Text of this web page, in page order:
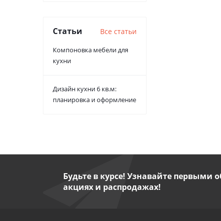
Статьи Все статьи
Компоновка мебели для
кухни
Дизайн кухни 6 кв.м:
планировка и оформление
Будьте в курсе! Узнавайте первыми
акциях и распродажах!